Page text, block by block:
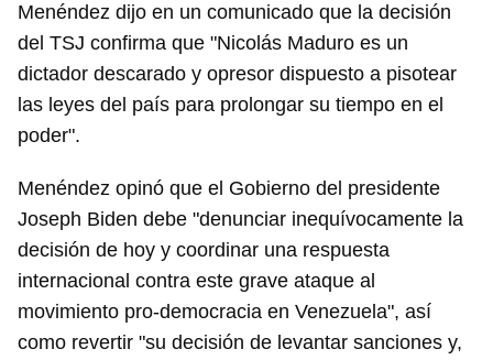
Menéndez dijo en un comunicado que la decisión
del TSJ confirma que "Nicolás Maduro es un
dictador descarado y opresor dispuesto a pisotear
las leyes del país para prolongar su tiempo en el
poder".
Menéndez opinó que el Gobierno del presidente
Joseph Biden debe "denunciar inequívocamente la
decisión de hoy y coordinar una respuesta
internacional contra este grave ataque al
movimiento pro-democracia en Venezuela", así
como revertir "su decisión de levantar sanciones y,